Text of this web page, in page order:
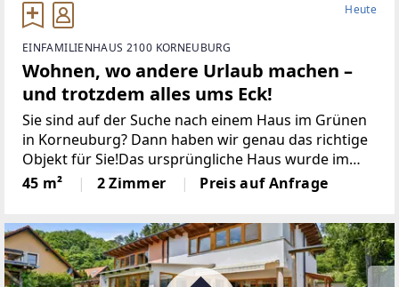
Heute
EINFAMILIENHAUS 2100 KORNEUBURG
Wohnen, wo andere Urlaub machen –
und trotzdem alles ums Eck!
Sie sind auf der Suche nach einem Haus im Grünen
in Korneuburg? Dann haben wir genau das richtige
Objekt für Sie!Das ursprüngliche Haus wurde im
Jahr 1996 errichtet und im Jahr 2021 durch einen
weiteren Gebäudeteil erweitert.Die Wohnnutzfläche
45 m² 2 Zimmer Preis auf Anfrage